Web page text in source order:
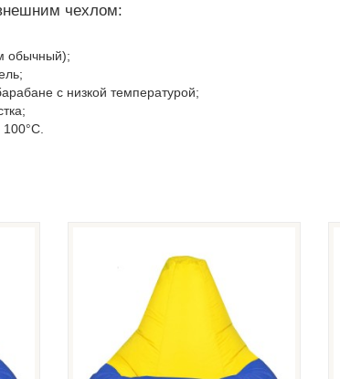
чехлом:
обычный);
с низкой температурой;